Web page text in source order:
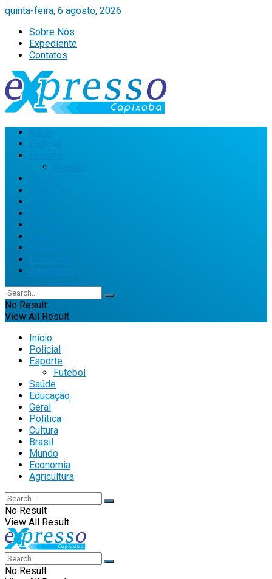
quinta-feira, 6 agosto, 2026
Sobre Nós
Expediente
Contatos
Agricultura
No Result
View All Result
Início
Policial
Esporte
Futebol
Saúde
Educação
Geral
Política
Cultura
Brasil
Mundo
Economia
Agricultura
No Result
View All Result
No Result